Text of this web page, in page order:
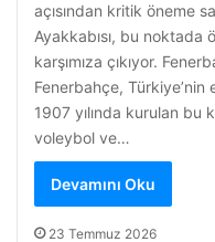
açısından kritik öneme
Ayakkabısı, bu noktada
karşımıza çıkıyor.
Fenerbahçe,
1907 yılında kurulan bu
voleybol ve…
Devamını Oku
23 Temmuz 2026